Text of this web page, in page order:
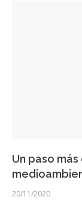
Un paso
20/11/2020